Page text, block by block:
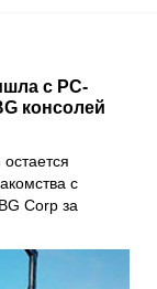
с PC-
консолей
с
Corp за